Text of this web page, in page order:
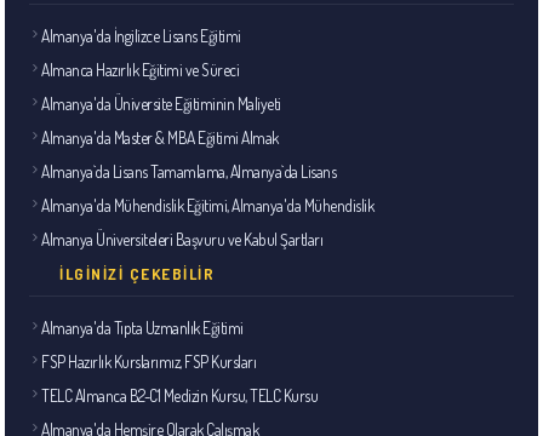
Almanya'da İngilizce Lisans Eğitimi
Almanca Hazırlık Eğitimi ve Süreci
Almanya'da Üniversite Eğitiminin Maliyeti
Almanya'da Master & MBA Eğitimi Almak
Almanya`da Lisans Tamamlama, Almanya`da Lisans
Almanya'da Mühendislik Eğitimi, Almanya'da Mühendislik
Almanya Üniversiteleri Başvuru ve Kabul Şartları
İLGINIZI ÇEKEBILIR
Almanya'da Tıpta Uzmanlık Eğitimi
FSP Hazırlık Kurslarımız, FSP Kursları
TELC Almanca B2-C1 Medizin Kursu, TELC Kursu
Almanya'da Hemşire Olarak Çalışmak